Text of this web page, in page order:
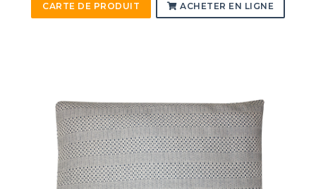
CARTE DE PRODUIT ACHETER EN LIGNE